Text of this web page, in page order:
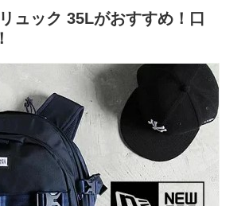
ュック 35Lがおすすめ！口